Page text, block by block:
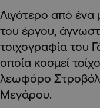
Λιγότερο από ένα
του έργου,
τοιχογραφία του
οποία κοσμεί
λεωφόρο
Μεγάρου.